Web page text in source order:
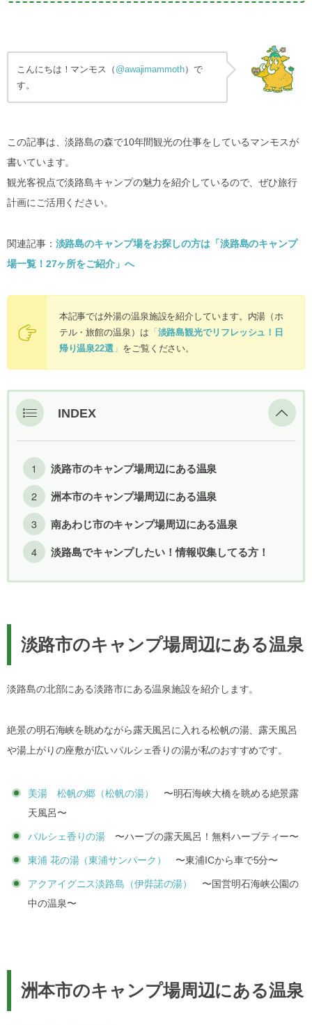
こんにちは！マンモス（ @awajimammoth）で
す。
この記事は、淡路島の森で10年間観光の仕事をしているマンモスが
書いています。
観光客視点で淡路島キャンプの魅力を紹介しているので、ぜひ旅行
計画にご活用ください。
関連記事： 淡路島のキャンプ場をお探しの方は「淡路島のキャンプ
場一覧！27ヶ所をご紹介」へ
本記事では外湯の温泉施設を紹介しています。内湯（ホ
テル・旅館の温泉）は 「 淡路島観光でリフレッシュ！日
帰り温泉22選 」 をご覧ください。
INDEX
淡路市のキャンプ場周辺にある温泉
洲本市のキャンプ場周辺にある温泉
南あわじ市のキャンプ場周辺にある温泉
淡路島でキャンプしたい！情報収集してる方！
淡路市のキャンプ場周辺にある温泉
淡路島の北部にある淡路市にある温泉施設を紹介します。
絶景の明石海峡を眺めながら露天風呂に入れる松帆の湯、露天風呂
や湯上がりの座敷が広いパルシェ香りの湯が私のおすすめです。
美湯 松帆の郷（松帆の湯）
〜明石海峡大橋を眺める絶景露
天風呂〜
パルシェ香りの湯 〜ハーブの露天風呂！無料ハーブティー〜
東浦 花の湯（東浦サンパーク） 〜東浦ICから車で5分〜
アクアイグニス淡路島（伊弉諾の湯）
〜国営明石海峡公園の
中の温泉〜
洲本市のキャンプ場周辺にある温泉